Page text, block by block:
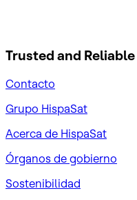
Trusted and Reliable
Contacto
Grupo HispaSat
Acerca de HispaSat
Órganos de gobierno
Sostenibilidad